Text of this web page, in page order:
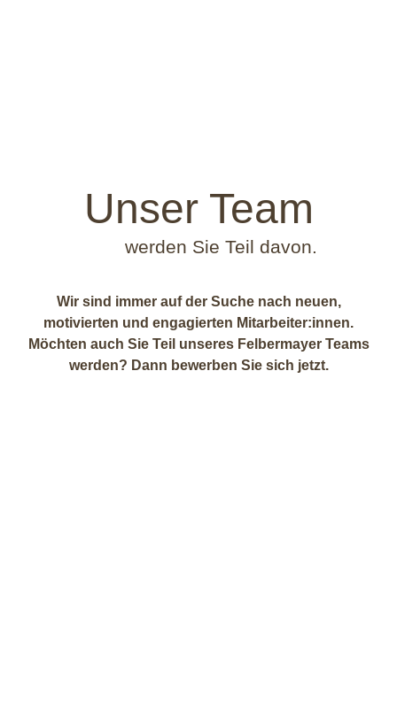
Unser Team
werden Sie Teil davon.
Wir sind immer auf der Suche nach neuen,
motivierten und engagierten Mitarbeiter:innen.
Möchten auch Sie Teil unseres Felbermayer Teams
werden? Dann bewerben Sie sich jetzt.